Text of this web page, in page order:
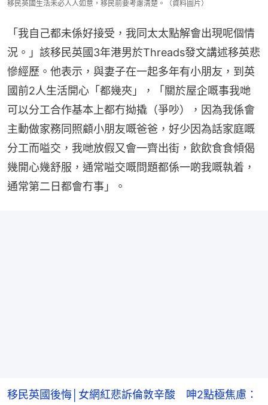
移民英國生活未必人人如意，移民前要考慮清楚。（資料圖片）
「我自己都未係好接受，我同太太點解會出現呢個情
況。」該移民英國3年港男於Threads發文講述移英悲
慘經歷。他表示，與妻子在一起多年有小朋友，到英
國前2人生活開心「都幾夾」，「關於屋企嘅事我哋
可以分工合作基本上都冇拗撬（爭吵），因為我係會
主動做家務同照顧小朋友嘅爸爸，好少因為話家庭嘅
分工而嗌交，我哋放假又會一齊出街，飲飲食食傾偈
幾開心幾舒服，通常嗌交嘅問題都係一啲我嘅執着，
通常第二日都會冇事」。
移民英國後悔│女網紅悲訴倫敦辛酸 呻2點極焦慮：